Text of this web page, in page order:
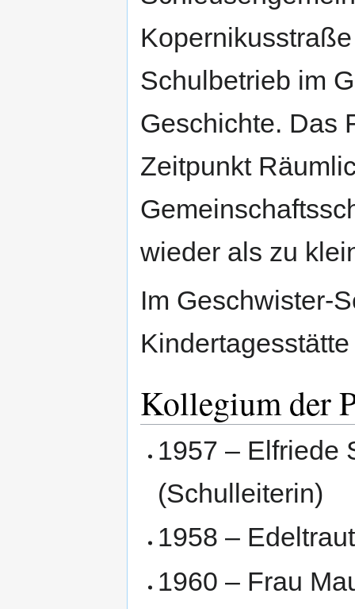
Schulbetrieb im
Geschichte. Das
Zeitpunkt
wieder als zu
Im Geschwister-
Kollegium der
1957 – Elfriede
(Schulleiterin)
1958 –
1960 – Frau